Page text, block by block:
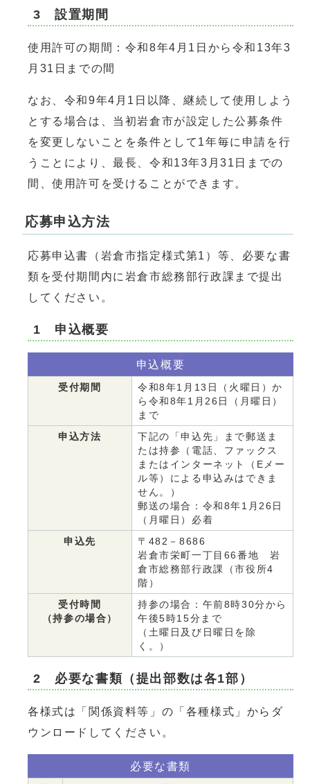
3 設置期間
使用許可の期間：令和8年4月1日から令和13年3
月31日までの間
なお、令和9年4月1日以降、継続して使用しよう
とする場合は、当初岩倉市が設定した公募条件
を変更しないことを条件として1年毎に申請を行
うことにより、最長、令和13年3月31日までの
間、使用許可を受けることができます。
応募申込方法
応募申込書（岩倉市指定様式第1）等、必要な書
類を受付期間内に岩倉市総務部行政課まで提出
してください。
1 申込概要
申込概要
受付期間
令和8年1月13日（火曜日）か
ら令和8年1月26日（月曜日）
まで
申込方法
下記の「申込先」まで郵送ま
たは持参（電話、ファックス
またはインターネット（Eメー
ル等）による申込みはできま
せん。）
郵送の場合：令和8年1月26日
（月曜日）必着
申込先
〒482－8686
岩倉市栄町一丁目66番地 岩
倉市総務部行政課（市役所4
階）
受付時間
（持参の場合）
持参の場合：午前8時30分から
午後5時15分まで
（土曜日及び日曜日を除
く。）
2 必要な書類（提出部数は各1部）
各様式は「関係資料等」の「各種様式」からダ
ウンロードしてください。
必要な書類